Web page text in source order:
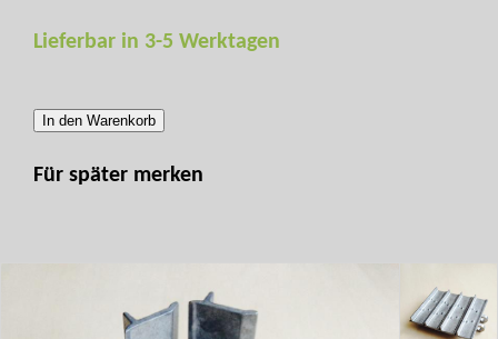
Lieferbar in 3-5 Werktagen
In den Warenkorb
Für später merken